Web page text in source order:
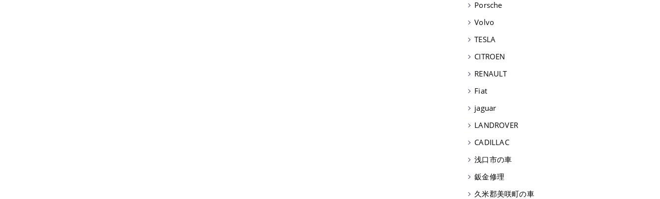
Porsche
Volvo
TESLA
CITROEN
RENAULT
Fiat
jaguar
LANDROVER
CADILLAC
浅口市の車
鈑金修理
久米郡美咲町の車